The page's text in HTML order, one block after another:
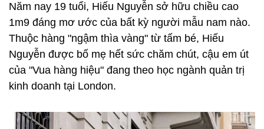
Năm nay 19 tuổi, Hiếu Nguyễn sở hữu chiều cao
1m9 đáng mơ ước của bất kỳ người mẫu nam nào.
Thuộc hàng "ngậm thìa vàng" từ tấm bé, Hiếu
Nguyễn được bố mẹ hết sức chăm chút, cậu em út
của "Vua hàng hiệu" đang theo học ngành quản trị
kinh doanh tại London.